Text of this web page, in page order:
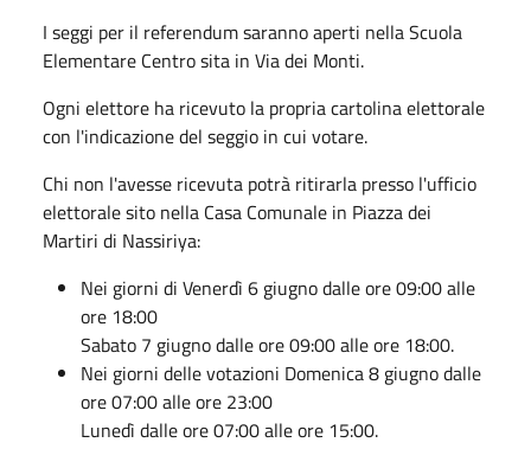
I seggi per il referendum saranno aperti nella Scuola
Elementare Centro sita in Via dei Monti.
Ogni elettore ha ricevuto la propria cartolina elettorale
con l'indicazione del seggio in cui votare.
Chi non l'avesse ricevuta potrà ritirarla presso l'ufficio
elettorale sito nella Casa Comunale in Piazza dei
Martiri di Nassiriya:
Nei giorni di Venerdì 6 giugno dalle ore 09:00 alle
ore 18:00
Sabato 7 giugno dalle ore 09:00 alle ore 18:00.
Nei giorni delle votazioni Domenica 8 giugno dalle
ore 07:00 alle ore 23:00
Lunedì dalle ore 07:00 alle ore 15:00.